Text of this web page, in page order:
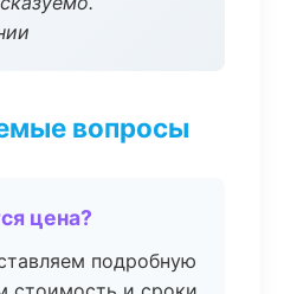
вопросы
цена?
подробную